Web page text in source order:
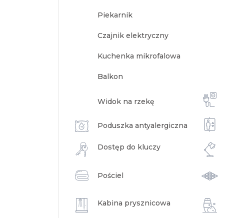
Piekarnik
Czajnik elektryczny
Kuchenka mikrofalowa
Balkon
Widok na rzekę
Poduszka antyalergiczna
Dostęp do kluczy
Pościel
Kabina prysznicowa